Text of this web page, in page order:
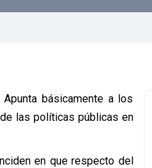
básicamente a los
las políticas públicas en
en que respecto del